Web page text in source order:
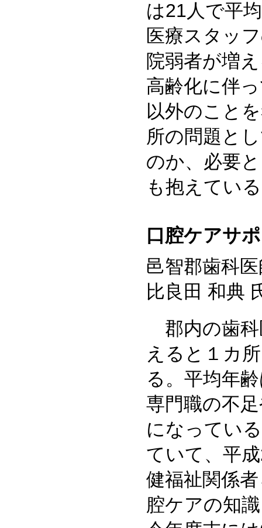
は21人で平
医療スタッ
院弱者が増
高齢化に伴
以外のこと
所の問題と
のか、必要
も抱えてい
口腔ケアサ
邑智郡歯科
比良田 和典
郡内の歯科
えると１カ
る。平均年
専門職の不
になってい
ていて、平
健福祉関係
腔ケアの知